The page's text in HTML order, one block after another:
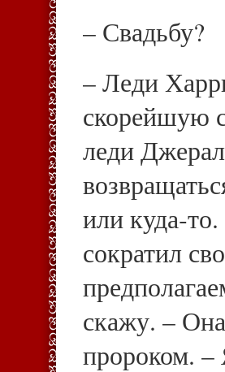
– Свадьбу?
– Леди
скорейшую
леди
или
сократил
скажу. –
пророком.